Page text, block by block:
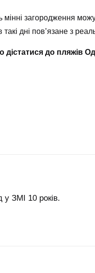
загородження
дні повʼязане з
до пляжів
у ЗМІ 10 років.